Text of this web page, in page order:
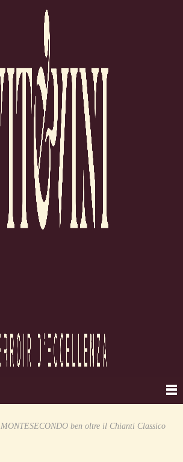
MONTESECONDO ben oltre il Chianti Classico